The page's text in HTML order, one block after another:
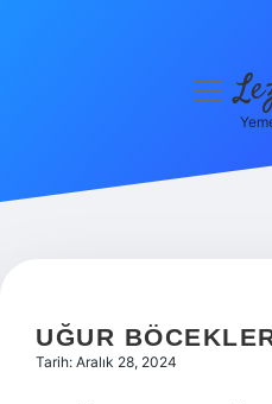
Hakkımızda
menüyü
UĞUR
Tarih: Aralık 28, 2024